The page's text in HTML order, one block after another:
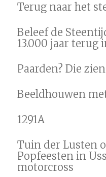
Terug naar het
Beleef de
13.000 jaar terug
Paarden? Die
Beeldhouwen
1291A
Tuin der Lusten
Popfeesten in
motorcross